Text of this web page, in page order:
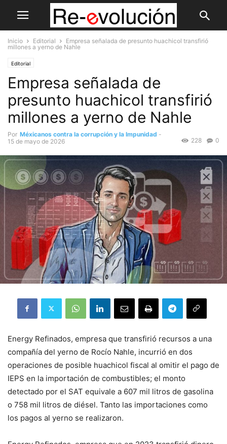
Inicio Editorial
Empresa señalada de presunto huachicol transfirió
millones a yerno de Nahle
Editorial
Empresa señalada de
presunto huachicol transfirió
millones a yerno de Nahle
Por Méxicanos contra la corrupción y la Impunidad -
15 de mayo de 2026
0
228
Energy Refinados, empresa que transfirió recursos a una
compañía del yerno de Rocío Nahle, incurrió en dos
operaciones de posible huachicol fiscal al omitir el pago de
IEPS en la importación de combustibles; el monto
detectado por el SAT equivale a 607 mil litros de gasolina
o 758 mil litros de diésel. Tanto las importaciones como
los pagos al yerno se realizaron.